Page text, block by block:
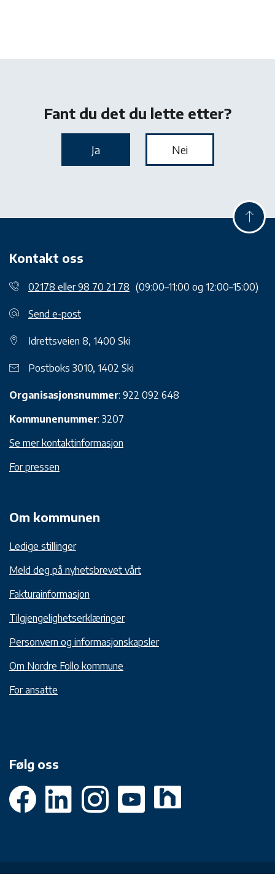
Kontakt oss
02178 eller 98 70 21 78 (09:00–11:00 og 12:00–15:00)
Send e-post
Idrettsveien 8, 1400 Ski
Postboks 3010, 1402 Ski
Organisasjonsnummer: 922 092 648
Kommunenummer: 3207
Se mer kontaktinformasjon
For pressen
Om kommunen
Ledige stillinger
Meld deg på nyhetsbrevet vårt
Fakturainformasjon
Tilgjengelighetserklæringer
Personvern og informasjonskapsler
Om Nordre Follo kommune
For ansatte
Følg oss